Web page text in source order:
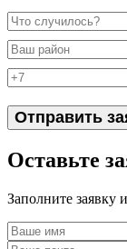
Оставьте
Заполните заявку